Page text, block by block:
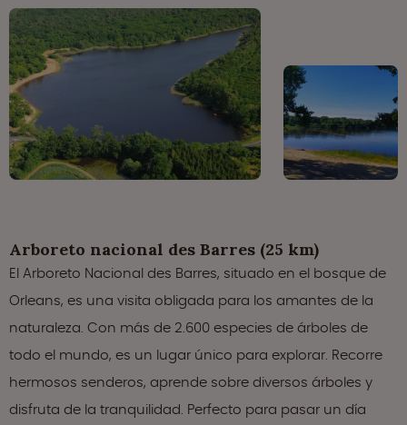
Arboreto nacional des Barres (25 km)
El Arboreto Nacional des Barres, situado en el bosque de
Orleans, es una visita obligada para los amantes de la
naturaleza. Con más de 2.600 especies de árboles de
todo el mundo, es un lugar único para explorar. Recorre
hermosos senderos, aprende sobre diversos árboles y
disfruta de la tranquilidad. Perfecto para pasar un día